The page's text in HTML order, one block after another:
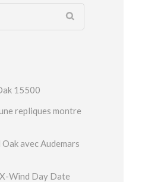
15500
repliques montre
avec Audemars
Wind Day Date